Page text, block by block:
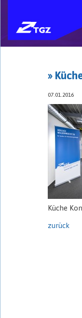
»
07.01.2016
Küche
zurück